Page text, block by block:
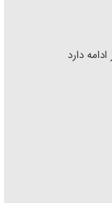
دارد